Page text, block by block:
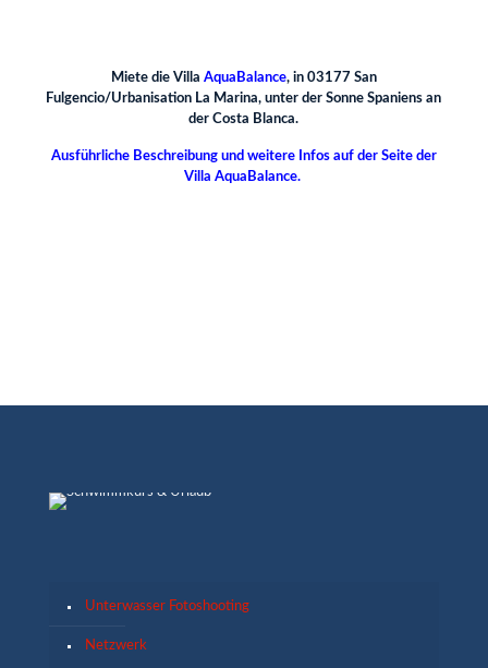
Miete die Villa AquaBalance,in 03177 San
Fulgencio/Urbanisation La Marina, unter der Sonne Spaniens an
der Costa Blanca.
Ausführliche Beschreibung und weitere Infos auf der Seite der
Villa AquaBalance.
Unterwasser Fotoshooting
Netzwerk